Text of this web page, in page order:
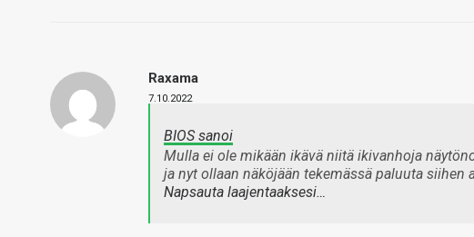
Raxama
7.10.2022
BIOS sanoi
Mulla ei ole mikään ikävä niitä ikivanhoja
ja nyt ollaan näköjään tekemässä paluuta siihen
Napsauta laajentaaksesi…